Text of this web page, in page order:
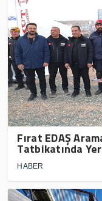
Fırat EDAŞ
Tatbikatında
HABER